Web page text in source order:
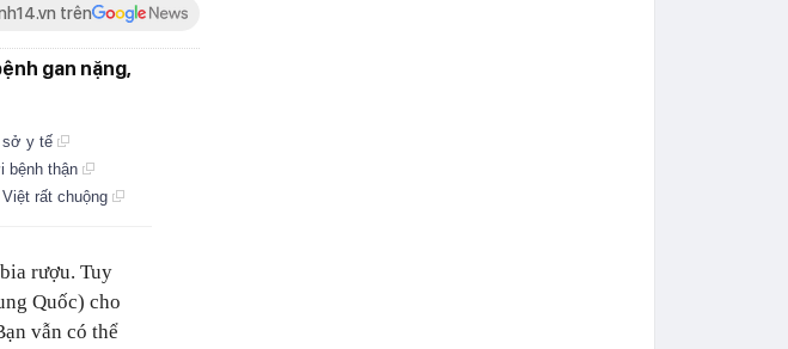
trên
gan nặng,
sở y tế
bệnh thận
rất chuộng
rượu. Tuy
Quốc) cho
vẫn có thể